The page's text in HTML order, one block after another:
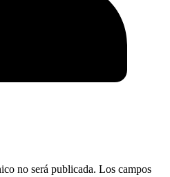
no será publicada. Los campos